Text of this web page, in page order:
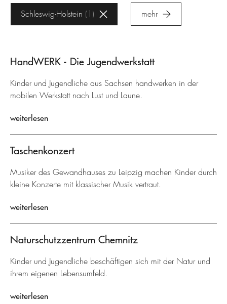
Schleswig-Holstein 1 mehr
HandWERK - Die Jugendwerkstatt
Kinder und Jugendliche aus Sachsen handwerken in der
mobilen Werkstatt nach Lust und Laune.
weiterlesen
Taschenkonzert
Musiker des Gewandhauses zu Leipzig machen Kinder durch
kleine Konzerte mit klassischer Musik vertraut.
weiterlesen
Naturschutzzentrum Chemnitz
Kinder und Jugendliche beschäftigen sich mit der Natur und
ihrem eigenen Lebensumfeld.
weiterlesen